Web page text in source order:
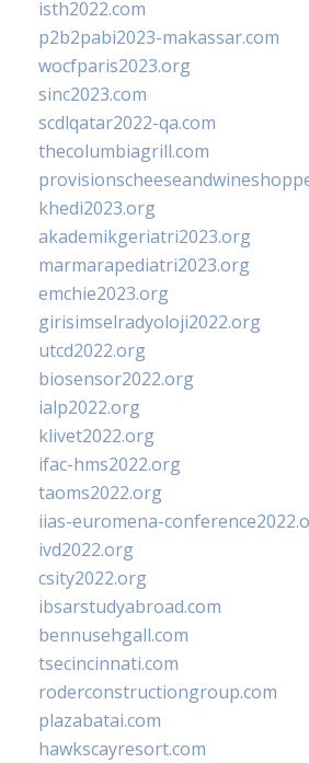
isth2022.com
p2b2pabi2023-makassar.com
wocfparis2023.org
sinc2023.com
scdlqatar2022-qa.com
thecolumbiagrill.com
khedi2023.org
akademikgeriatri2023.org
marmarapediatri2023.org
emchie2023.org
girisimselradyoloji2022.org
utcd2022.org
biosensor2022.org
ialp2022.org
klivet2022.org
ifac-hms2022.org
taoms2022.org
iias-euromena-
ivd2022.org
csity2022.org
ibsarstudyabroad.com
bennusehgall.com
tsecincinnati.com
roderconstructiongroup.com
plazabatai.com
hawkscayresort.com